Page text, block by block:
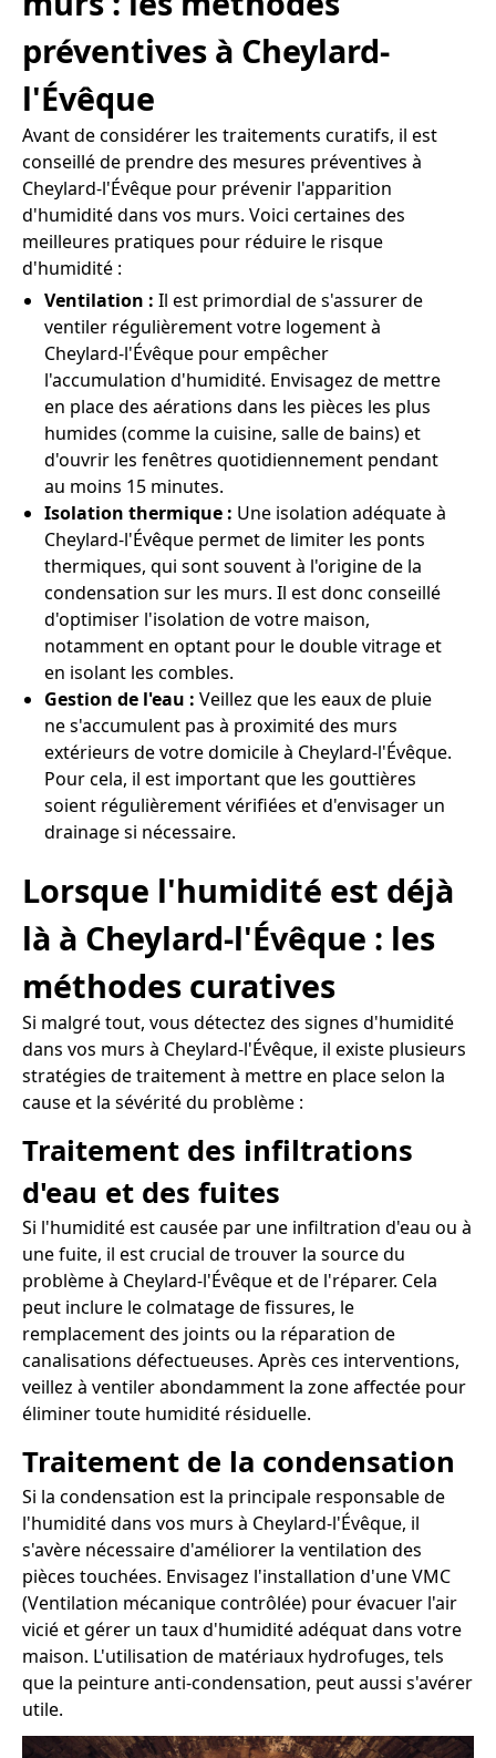
préventives à Cheylard-
l'Évêque
Avant de considérer les traitements curatifs, il est
conseillé de prendre des mesures préventives à
Cheylard-l'Évêque pour prévenir l'apparition
d'humidité dans vos murs. Voici certaines des
meilleures pratiques pour réduire le risque
d'humidité :
Ventilation : Il est primordial de s'assurer de
ventiler régulièrement votre logement à
Cheylard-l'Évêque pour empêcher
l'accumulation d'humidité. Envisagez de mettre
en place des aérations dans les pièces les plus
humides (comme la cuisine, salle de bains) et
d'ouvrir les fenêtres quotidiennement pendant
au moins 15 minutes.
Isolation thermique : Une isolation adéquate à
Cheylard-l'Évêque permet de limiter les ponts
thermiques, qui sont souvent à l'origine de la
condensation sur les murs. Il est donc conseillé
d'optimiser l'isolation de votre maison,
notamment en optant pour le double vitrage et
en isolant les combles.
Gestion de l'eau : Veillez que les eaux de pluie
ne s'accumulent pas à proximité des murs
extérieurs de votre domicile à Cheylard-l'Évêque.
Pour cela, il est important que les gouttières
soient régulièrement vérifiées et d'envisager un
drainage si nécessaire.
Lorsque l'humidité est déjà
là à Cheylard-l'Évêque : les
méthodes curatives
Si malgré tout, vous détectez des signes d'humidité
dans vos murs à Cheylard-l'Évêque, il existe plusieurs
stratégies de traitement à mettre en place selon la
cause et la sévérité du problème :
Traitement des infiltrations
d'eau et des fuites
Si l'humidité est causée par une infiltration d'eau ou à
une fuite, il est crucial de trouver la source du
problème à Cheylard-l'Évêque et de l'réparer. Cela
peut inclure le colmatage de fissures, le
remplacement des joints ou la réparation de
canalisations défectueuses. Après ces interventions,
veillez à ventiler abondamment la zone affectée pour
éliminer toute humidité résiduelle.
Traitement de la condensation
Si la condensation est la principale responsable de
l'humidité dans vos murs à Cheylard-l'Évêque, il
s'avère nécessaire d'améliorer la ventilation des
pièces touchées. Envisagez l'installation d'une VMC
(Ventilation mécanique contrôlée) pour évacuer l'air
vicié et gérer un taux d'humidité adéquat dans votre
maison. L'utilisation de matériaux hydrofuges, tels
que la peinture anti-condensation, peut aussi s'avérer
utile.